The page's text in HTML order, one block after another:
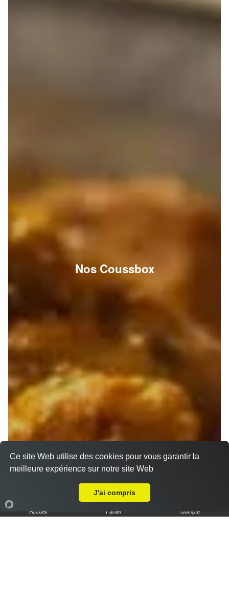
Nos Coussbox
Accueil Panier Compte
Ce site Web utilise des cookies pour vous garantir la
meilleure expérience sur notre site Web
J'ai compris